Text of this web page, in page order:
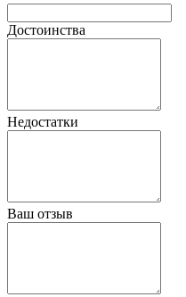
Достоинства
Недостатки
Ваш отзыв